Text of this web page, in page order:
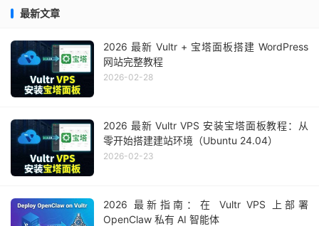
最新文章
2026 最新 Vultr + 宝塔面板搭建 WordPress
网站完整教程
2026-02-28
2026 最新 Vultr VPS 安装宝塔面板教程：从
零开始搭建建站环境（Ubuntu 24.04）
2026-02-23
2026 最新指南：在 Vultr VPS 上部署
OpenClaw 私有 AI 智能体